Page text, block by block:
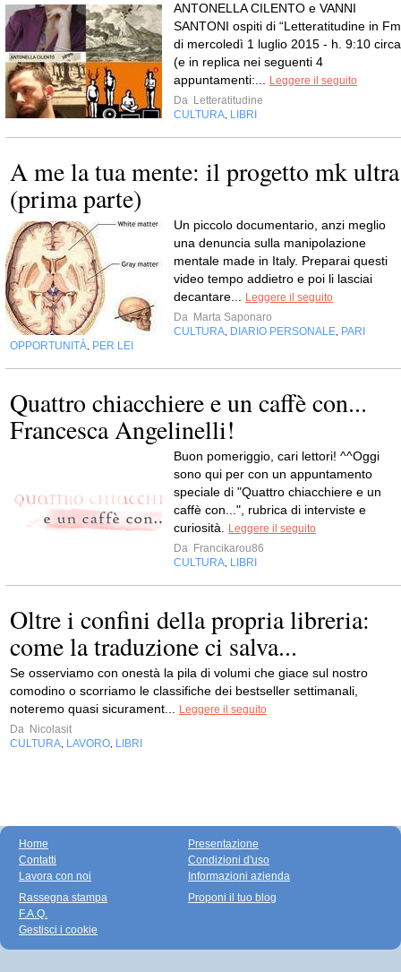
ANTONELLA CILENTO e VANNI
SANTONI ospiti di “Letteratitudine in
di mercoledì 1 luglio 2015 - h. 9:10 circa
(e in replica nei seguenti 4
appuntamenti:...
Leggere il seguito
Da Letteratitudine
CULTURA LIBRI
A me la tua mente: il progetto mk ultra
(prima parte)
Un piccolo documentario, anzi meglio
una denuncia sulla manipolazione
mentale made in Italy. Preparai questi
video tempo addietro e poi li lasciai
decantare...
Leggere il seguito
Da Marta Saponaro
CULTURA DIARIO PERSONALE PARI
OPPORTUNITÀ PER LEI
Quattro chiacchiere e un caffè con...
Francesca Angelinelli!
Buon pomeriggio, cari lettori! ^^Oggi
sono qui per con un appuntamento
speciale di "Quattro chiacchiere e un
caffè con...", rubrica di interviste e
curiosità.
Leggere il seguito
Da Francikarou86
CULTURA LIBRI
Oltre i confini della propria libreria:
come la traduzione ci salva...
Se osserviamo con onestà la pila di volumi che giace sul nostro
comodino o scorriamo le classifiche dei bestseller settimanali,
noteremo quasi sicurament...
Leggere il seguito
Da Nicolasit
CULTURA LAVORO LIBRI
Home
Contatti
Lavora con noi
Presentazione
Condizioni d'uso
Informazioni azienda
Rassegna stampa
F.A.Q.
Gestisci i cookie
Proponi il tuo blog